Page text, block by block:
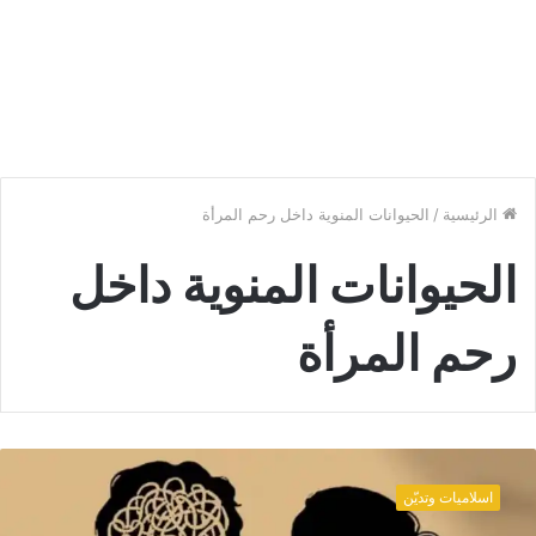
الرئيسية / الحيوانات المنوية داخل رحم المرأة
الحيوانات المنوية داخل
رحم المرأة
استئجار
المرأة
اسلاميات وتديّن